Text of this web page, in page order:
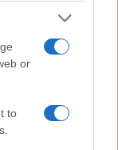
or
to
źle. Setka,
do
km/h czuć,